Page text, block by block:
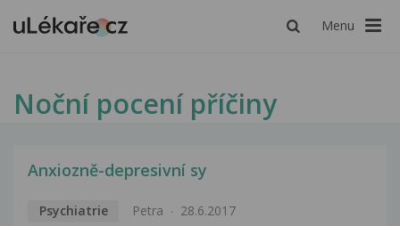
Menu
Noční pocení příčiny
Anxiozně-depresivní sy
Psychiatrie Petra 28.6.2017